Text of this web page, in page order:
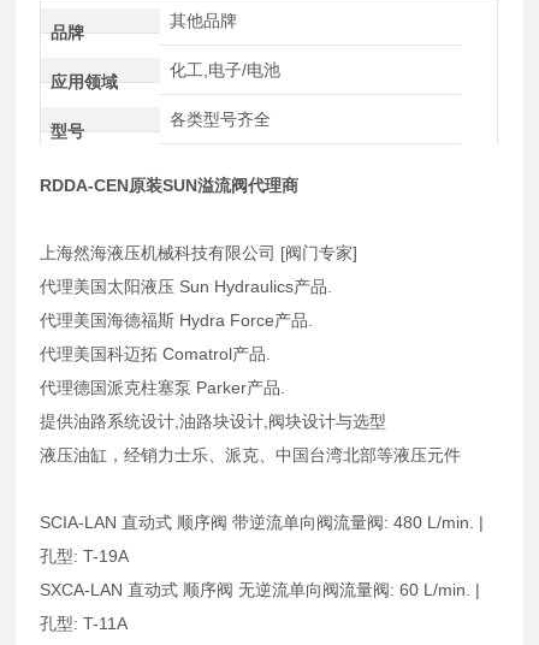
品牌
其他品牌
应用领域
化工,电子/电池
型号
各类型号齐全
RDDA-CEN原装SUN溢流阀代理商
上海然海液压机械科技有限公司 [阀门专家]
代理美国太阳液压 Sun Hydraulics产品.
代理美国海德福斯 Hydra Force产品.
代理美国科迈拓 Comatrol产品.
代理德国派克柱塞泵 Parker产品.
提供油路系统设计,油路块设计,阀块设计与选型
液压油缸，经销力士乐、派克、中国台湾北部等液压元件
SCIA-LAN 直动式 顺序阀 带逆流单向阀流量阀: 480 L/min. |
孔型: T-19A
SXCA-LAN 直动式 顺序阀 无逆流单向阀流量阀: 60 L/min. |
孔型: T-11A